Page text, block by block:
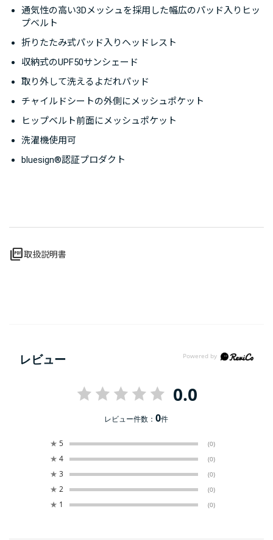
ルトが、しっかりとホールドして荷重を分散するので、
長時間の抱っこでも快適な背負い心地です。
喜ばれます。
※備考欄に「プレゼントです」とご記入いただければ、
金額のわかる納品書等を同梱せずに発送します。
※ラッピングは承っておりません。
通気性の高い3Dメッシュを採用した幅広のパッド入りヒッ
プベルト
折りたたみ式パッド入りヘッドレスト
収納式のUPF50サンシェード
取り外して洗えるよだれパッド
チャイルドシートの外側にメッシュポケット
ヒップベルト前面にメッシュポケット
洗濯機使用可
bluesign®認証プロダクト
picture_as_pdf取扱説明書
レビュー
0.0
レビュー件数：0件
★ 5 (0)
★ 4 (0)
★ 3 (0)
★ 2 (0)
★ 1 (0)